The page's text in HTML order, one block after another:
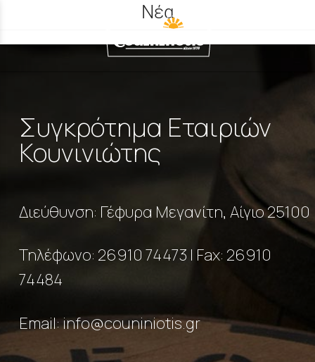
Νέα
Συγκρότημα Εταιριών
Κουνινιώτης
Διεύθυνση: Γέφυρα Μεγανίτη, Αίγιο 25100
Τηλέφωνο: 26910 74473 | Fax: 26910
74484
Εmail:info@couniniotis.gr